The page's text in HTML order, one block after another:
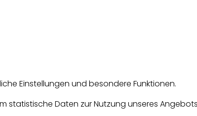
Einstellungen und besondere Funktionen.
Daten zur Nutzung unseres